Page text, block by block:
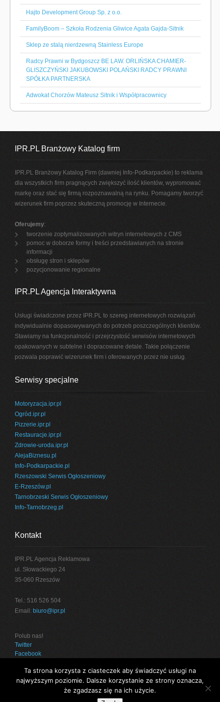
Hajto Development Group Sp. z o.o.
FamilyBoom – Szkoła Rodzenia Gliwice Agata Gajda-Sitnik
Sklep ze stalą nierdzewną Stainless Europe
Radcy Prawni w Bydgoszcz BE LAW. ORLIŃSKA CHAMIER-
GLISZCZYŃSKI JAKUBOWSKI POLAŃSKI RADCY PRAWNI
SPÓŁKA PARTNERSKA
Adwokat Chorzów Mateusz Sitnik i Współpracownicy
IPR.PL Branżowy Katalog firm
IPR.PL Branżowy Katalog Firm (dawniej Info-Podkarpackie) to reklama
dla wszystkich firm pragnących zwiększyć ilość klientów, wypromować
markę oraz stać się firmą rozpoznawalną na rynku. Pomagamy tworzyć
wizerunek firm poprzez skuteczną promocję w Internecie.
Oferujemy:
tworzenie zoptymalizowanych witryn internetowych z CMS
pomoc w doborze formy i treści przedstawianych na stronie
informacji
obsługę stron i sklepów
pozycjonowanie regionalne
IPR.PL Agencja Interaktywna
Usługi świadczone przez IPR.PL to szereg internetowych rozwiązań
indywidualnie dopasowywanych do potrzeb poszczególnych klientów.
Stawiamy na funkcjonalność i przejrzystość serwisów internetowych
opakowanych w subtelne i dopracowane detale. Takie połączenie
pozwala poprawić wizerunek firm i oferowanych przez nie usług.
Serwisy specjalne
Motoryzacja.ipr.pl
Ogród.ipr.pl
Pizzerie.ipr.pl
Restauracje.ipr.pl
Zdrowie-uroda.ipr.pl
AlejaBiznesu.pl
Info-Podkarpackie.pl
Rzeszowski Serwis Ogłoszeniowy
E-Rzeszów.pl
Tarnobrzeski Serwis Ogłoszeniowy
Info-Tarnobrzeg.pl
Kontakt
IPR.PL Agencja Reklamowa
ul. Słowackiego 24
35-060 Rzeszów
Tel.: 516 526 504
Email: biuro@ipr.pl
Polub nas!
Twitter
Facebook
Projekt:IPR.PL
Ta strona korzysta z ciasteczek aby świadczyć usługi na
najwyższym poziomie. Dalsze korzystanie ze strony oznacza,
że zgadzasz się na ich użycie.